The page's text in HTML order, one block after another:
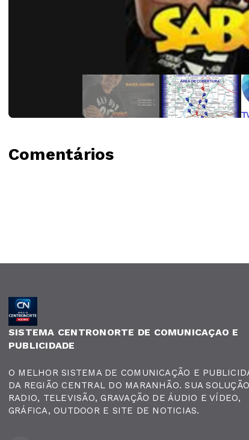
Comentários
SISTEMA CENTRONORTE DE COMUNICAÇAO E
PUBLICIDADE
O MELHOR SISTEMA DE COMUNICAÇÃO E
DA REGIÃO CENTRAL DO MARANHÃO. SUA
RADIO, TELEVISÃO, GRAVAÇÃO DE ÁUDIO E VÍDEO,
GRÁFICA, OUTDOOR E SITE DE NOTICIAS.